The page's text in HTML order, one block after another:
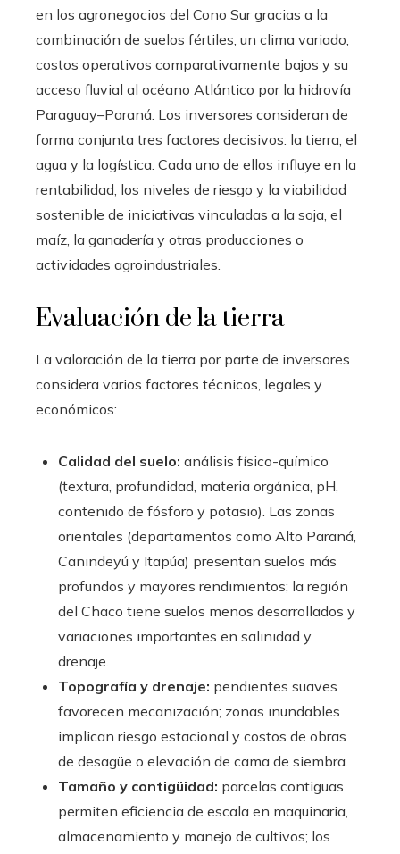
en los agronegocios del Cono Sur gracias a la
combinación de suelos fértiles, un clima variado,
costos operativos comparativamente bajos y su
acceso fluvial al océano Atlántico por la hidrovía
Paraguay–Paraná. Los inversores consideran de
forma conjunta tres factores decisivos: la tierra, el
agua y la logística. Cada uno de ellos influye en la
rentabilidad, los niveles de riesgo y la viabilidad
sostenible de iniciativas vinculadas a la soja, el
maíz, la ganadería y otras producciones o
actividades agroindustriales.
Evaluación de la tierra
La valoración de la tierra por parte de inversores
considera varios factores técnicos, legales y
económicos:
Calidad del suelo: análisis físico-químico
(textura, profundidad, materia orgánica, pH,
contenido de fósforo y potasio). Las zonas
orientales (departamentos como Alto Paraná,
Canindeyú y Itapúa) presentan suelos más
profundos y mayores rendimientos; la región
del Chaco tiene suelos menos desarrollados y
variaciones importantes en salinidad y
drenaje.
Topografía y drenaje: pendientes suaves
favorecen mecanización; zonas inundables
implican riesgo estacional y costos de obras
de desagüe o elevación de cama de siembra.
Tamaño y contigüidad: parcelas contiguas
permiten eficiencia de escala en maquinaria,
almacenamiento y manejo de cultivos; los